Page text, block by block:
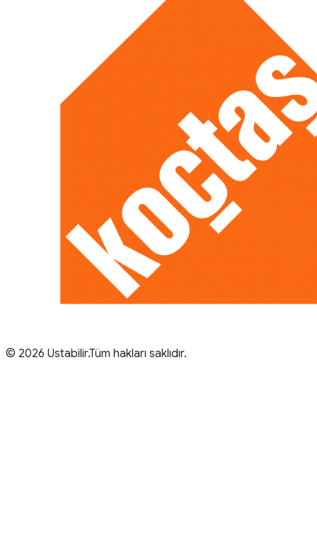
© 2026 Ustabilir.Tüm hakları saklıdır.